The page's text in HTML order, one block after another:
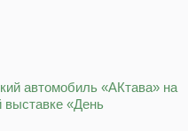
автомобиль «АКтава» на
выставке «День